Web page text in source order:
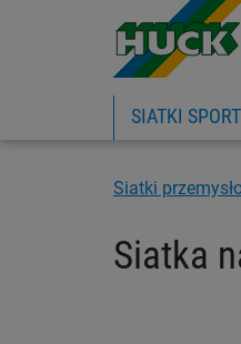
SIATKI
Siatki
Siatka